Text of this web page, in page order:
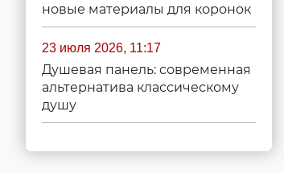
новые материалы для коронок
23 июля 2026, 11:17
Душевая панель: современная
альтернатива классическому
душу